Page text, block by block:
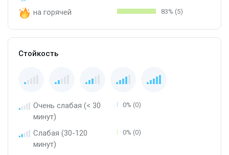
на горячей 83% (5)
Стойкость
Очень слабая (< 30
минут)
0% (0)
Слабая (30-120
минут)
0% (0)